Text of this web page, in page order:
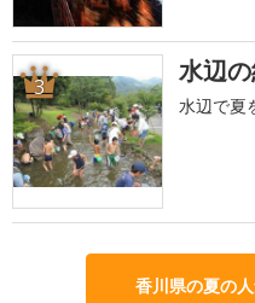
3 水辺
水辺で夏
香川県の夏の